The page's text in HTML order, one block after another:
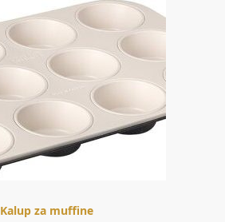
Kalup za muffine